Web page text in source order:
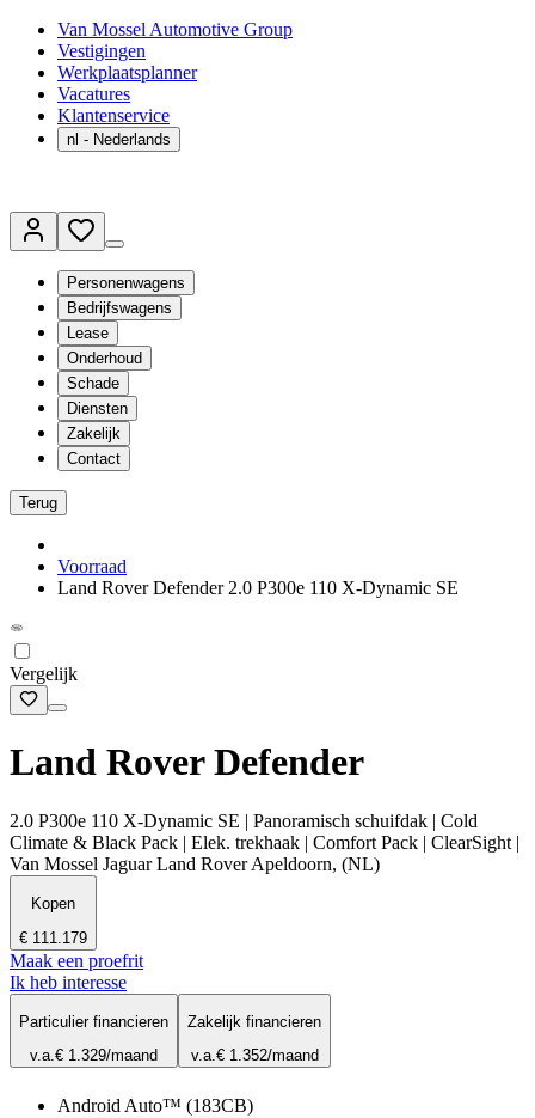
Van Mossel Automotive Group
Vestigingen
Werkplaatsplanner
Vacatures
Klantenservice
nl - Nederlands
Personenwagens
Bedrijfswagens
Lease
Onderhoud
Schade
Diensten
Zakelijk
Contact
Terug
Voorraad
Land Rover Defender 2.0 P300e 110 X-Dynamic SE
Vergelijk
Land Rover Defender
2.0 P300e 110 X-Dynamic SE | Panoramisch schuifdak | Cold
Climate & Black Pack | Elek. trekhaak | Comfort Pack | ClearSight |
Van Mossel Jaguar Land Rover Apeldoorn, (NL)
Kopen
€ 111.179
Maak een proefrit
Ik heb interesse
Particulier financieren
v.a.€ 1.329/maand
Zakelijk financieren
v.a.€ 1.352/maand
Android Auto™ (183CB)